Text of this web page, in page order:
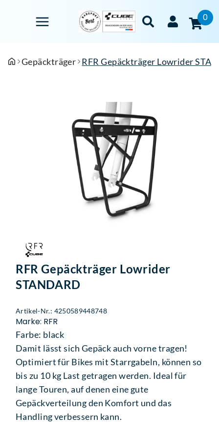
0
Gepäckträger RFR Gepäckträger Lowrider
RFR Gepäckträger Lowrider
STANDARD
Artikel-Nr.: 4250589448748
Marke: RFR
Farbe: black
Damit lässt sich Gepäck auch vorne tragen!
Optimiert für Bikes mit Starrgabeln, können so
bis zu 10 kg Last getragen werden. Ideal für
lange Touren, auf denen eine gute
Gepäckverteilung den Komfort und das
Handling verbessern kann.